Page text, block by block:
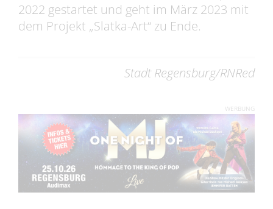
2022 gestartet und geht im März 2023 mit
dem Projekt „Slatka-Art“ zu Ende.
Stadt Regensburg/RNRed
WERBUNG